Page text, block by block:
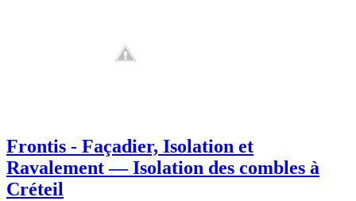
Frontis - Façadier, Isolation et
Ravalement — Isolation des combles à
Créteil